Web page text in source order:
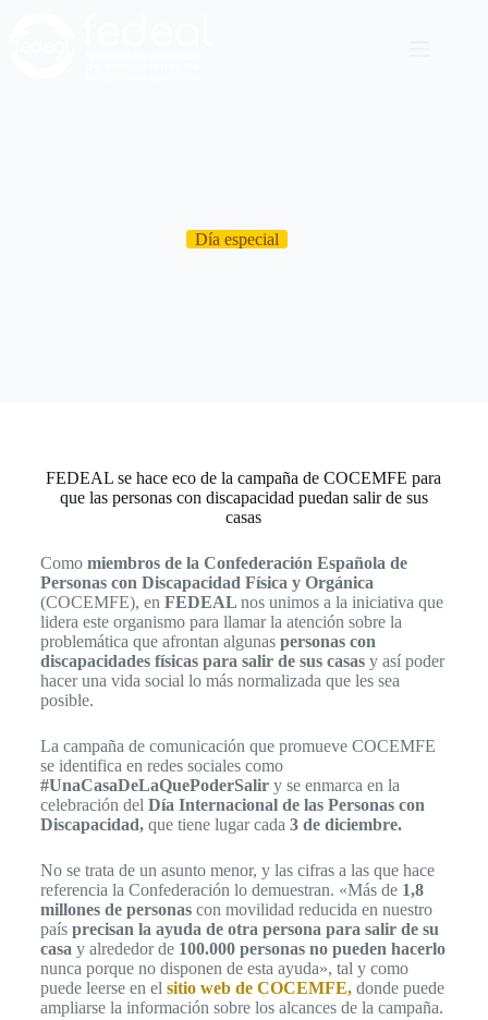
Día especial
FEDEAL se hace eco de la campaña de COCEMFE para
que las personas con discapacidad puedan salir de sus
casas
Como miembros de la Confederación Española de
Personas con Discapacidad Física y Orgánica
(COCEMFE), en FEDEAL nos unimos a la iniciativa que
lidera este organismo para llamar la atención sobre la
problemática que afrontan algunas personas con
discapacidades físicas para salir de sus casasy así poder
hacer una vida social lo más normalizada que les sea
posible.
La campaña de comunicación que promueve COCEMFE
se identifica en redes sociales como
#UnaCasaDeLaQuePoderSalir y se enmarca en la
celebración del Día Internacional de las Personas con
Discapacidad, que tiene lugar cada 3 de diciembre.
No se trata de un asunto menor, y las cifras a las que hace
referencia la Confederación lo demuestran. «Más de 1,8
millones de personascon movilidad reducida en nuestro
país precisan la ayuda de otra persona para salir de su
casa y alrededor de 100.000 personas no pueden hacerlo
nunca porque no disponen de esta ayuda», tal y como
puede leerse en el sitio web de COCEMFE,donde puede
ampliarse la información sobre los alcances de la campaña.